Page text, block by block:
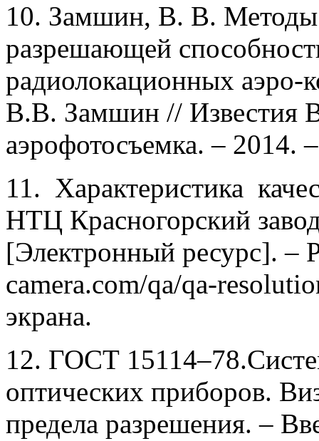
10. Замшин, В. В. Методы
разрешающей
радиолокационных аэро-
В.В. Замшин // Известия
аэрофотосъемка. – 2014.
11. Характеристика
НТЦ Красногорский
[Электронный ресурс]. –
camera.com/qa/qa-
экрана.
12. ГОСТ
оптических приборов.
предела разрешения. –